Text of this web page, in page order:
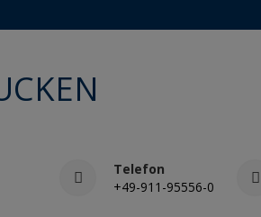
Telefon
+49-911-95556-0